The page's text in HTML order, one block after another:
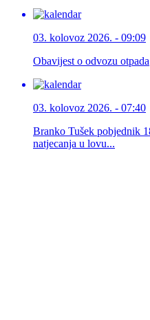
03. kolovoz 2026. - 09:09
Obavijest o odvozu otpada
03. kolovoz 2026. - 07:40
Branko Tušek pobjednik
natjecanja u lovu...